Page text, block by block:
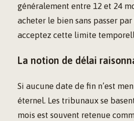
généralement entre 12 et 24
acheter le bien sans passer
acceptez cette limite
La notion de délai
Si aucune date de fin n’est
éternel. Les tribunaux se
mois est souvent retenue